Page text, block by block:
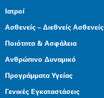
Ιατροί
Ασθενείς – Διεθνείς Ασθενείς
Ποιότητα & Ασφάλεια
Ανθρώπινο Δυναμικό
Προγράμματα Υγείας
Γενικές Εγκαταστάσεις